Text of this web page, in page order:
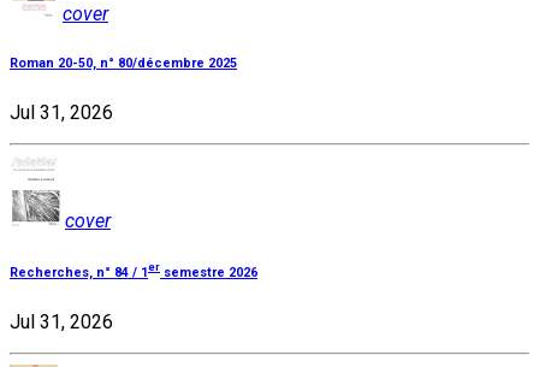
cover
Roman 20-50, n° 80/décembre 2025
Jul 31, 2026
cover
Recherches, n° 84 / 1 er semestre 2026
Jul 31, 2026